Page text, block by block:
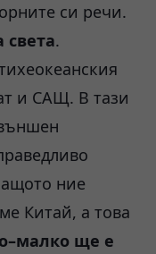
си речи.
света.
и САЩ. В тази
ние
Китай, а това
ще е